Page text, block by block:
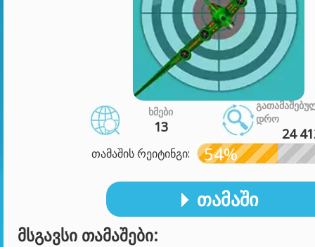
ᲮᲛᲔᲑᲘ
13
ᲓᲠᲝ
24
თამაშის რეიტინგი: 54%
ᲗᲐᲛᲐᲨᲘ
ᲛᲡᲒᲐᲕᲡᲘ ᲗᲐᲛᲐᲨᲔᲑᲘ: